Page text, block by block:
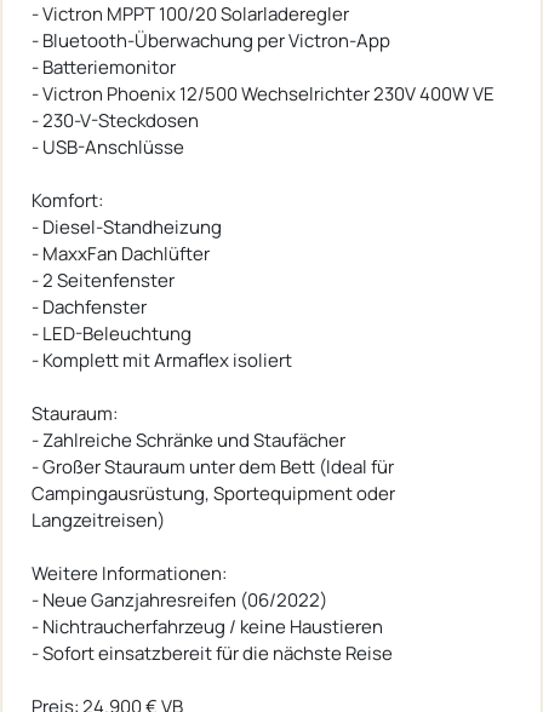
- Victron MPPT 100/20 Solarladeregler
- Bluetooth-Überwachung per Victron-App
- Batteriemonitor
- Victron Phoenix 12/500 Wechselrichter 230V 400W VE
- 230-V-Steckdosen
- USB-Anschlüsse
Komfort:
- Diesel-Standheizung
- MaxxFan Dachlüfter
- 2 Seitenfenster
- Dachfenster
- LED-Beleuchtung
- Komplett mit Armaflex isoliert
Stauraum:
- Zahlreiche Schränke und Staufächer
- Großer Stauraum unter dem Bett (Ideal für
Campingausrüstung, Sportequipment oder
Langzeitreisen)
Weitere Informationen:
- Neue Ganzjahresreifen (06/2022)
- Nichtraucherfahrzeug / keine Haustieren
- Sofort einsatzbereit für die nächste Reise
Preis: 24.900 € VB